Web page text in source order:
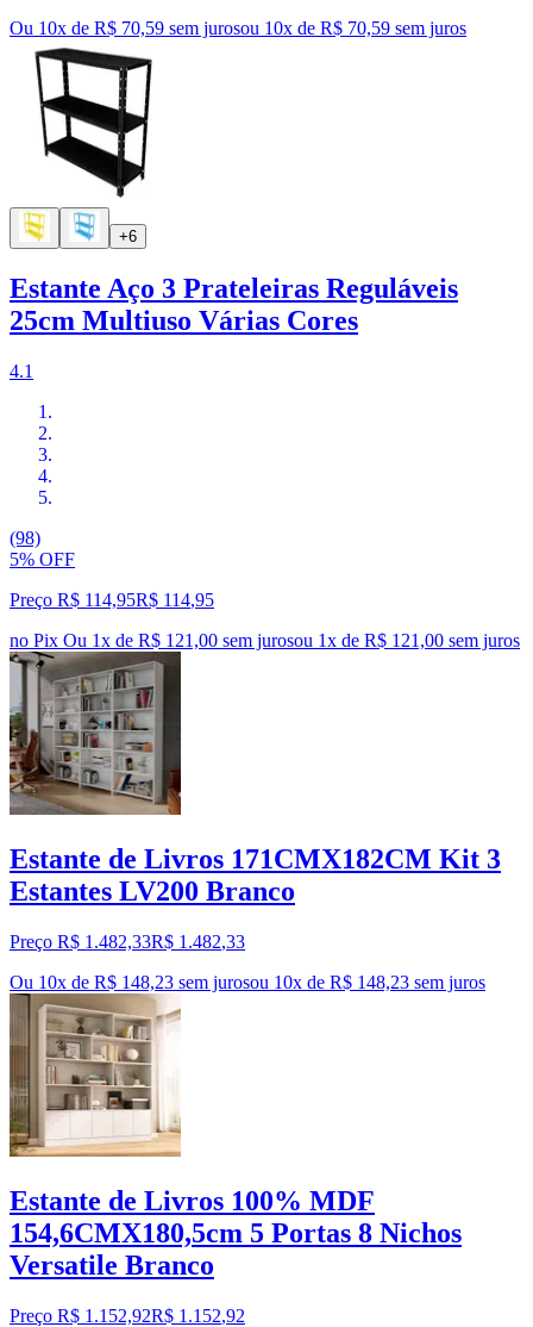
Ou 10x de R$ 70,59 sem jurosou 10x de R$ 70,59 sem juros
+6
Estante Aço 3 Prateleiras Reguláveis
25cm Multiuso Várias Cores
4.1
(98)
5% OFF
Preço R$ 114,95R$ 114,95
no Pix Ou 1x de R$ 121,00 sem jurosou 1x de R$ 121,00 sem juros
Estante de Livros 171CMX182CM Kit 3
Estantes LV200 Branco
Preço R$ 1.482,33R$ 1.482,33
Ou 10x de R$ 148,23 sem jurosou 10x de R$ 148,23 sem juros
Estante de Livros 100% MDF
154,6CMX180,5cm 5 Portas 8 Nichos
Versatile Branco
Preço R$ 1.152,92R$ 1.152,92